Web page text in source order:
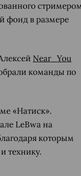
фонд в размере
Near_You
команды по
«Натиск».
LeBwa на
которым
технику.